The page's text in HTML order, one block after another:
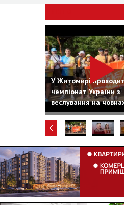
У Житомирі
чемпіонат України з
веслування на
«Дракон»